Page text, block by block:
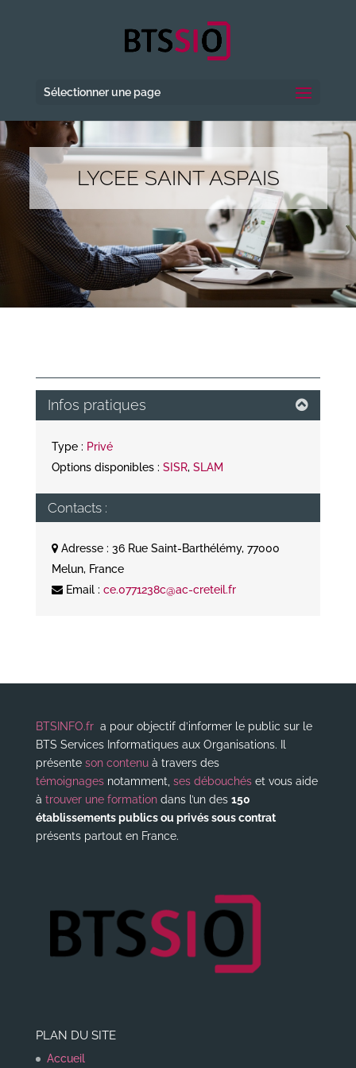
Sélectionner une page
LYCEE SAINT ASPAIS
Infos pratiques
Type : Privé
Options disponibles : SISR, SLAM
Contacts :
Adresse : 36 Rue Saint-Barthélémy, 77000
Melun, France
Email : ce.0771238c@ac-creteil.fr
BTSINFO.fra pour objectif d’informer le public sur le
BTS Services Informatiques aux Organisations. Il
présente son contenuà travers des
témoignagesnotamment, ses débouchéset vous aide
à trouver une formationdans l’un des 150
établissements publics ou privés sous contrat
présents partout en France.
PLAN DU SITE
Accueil